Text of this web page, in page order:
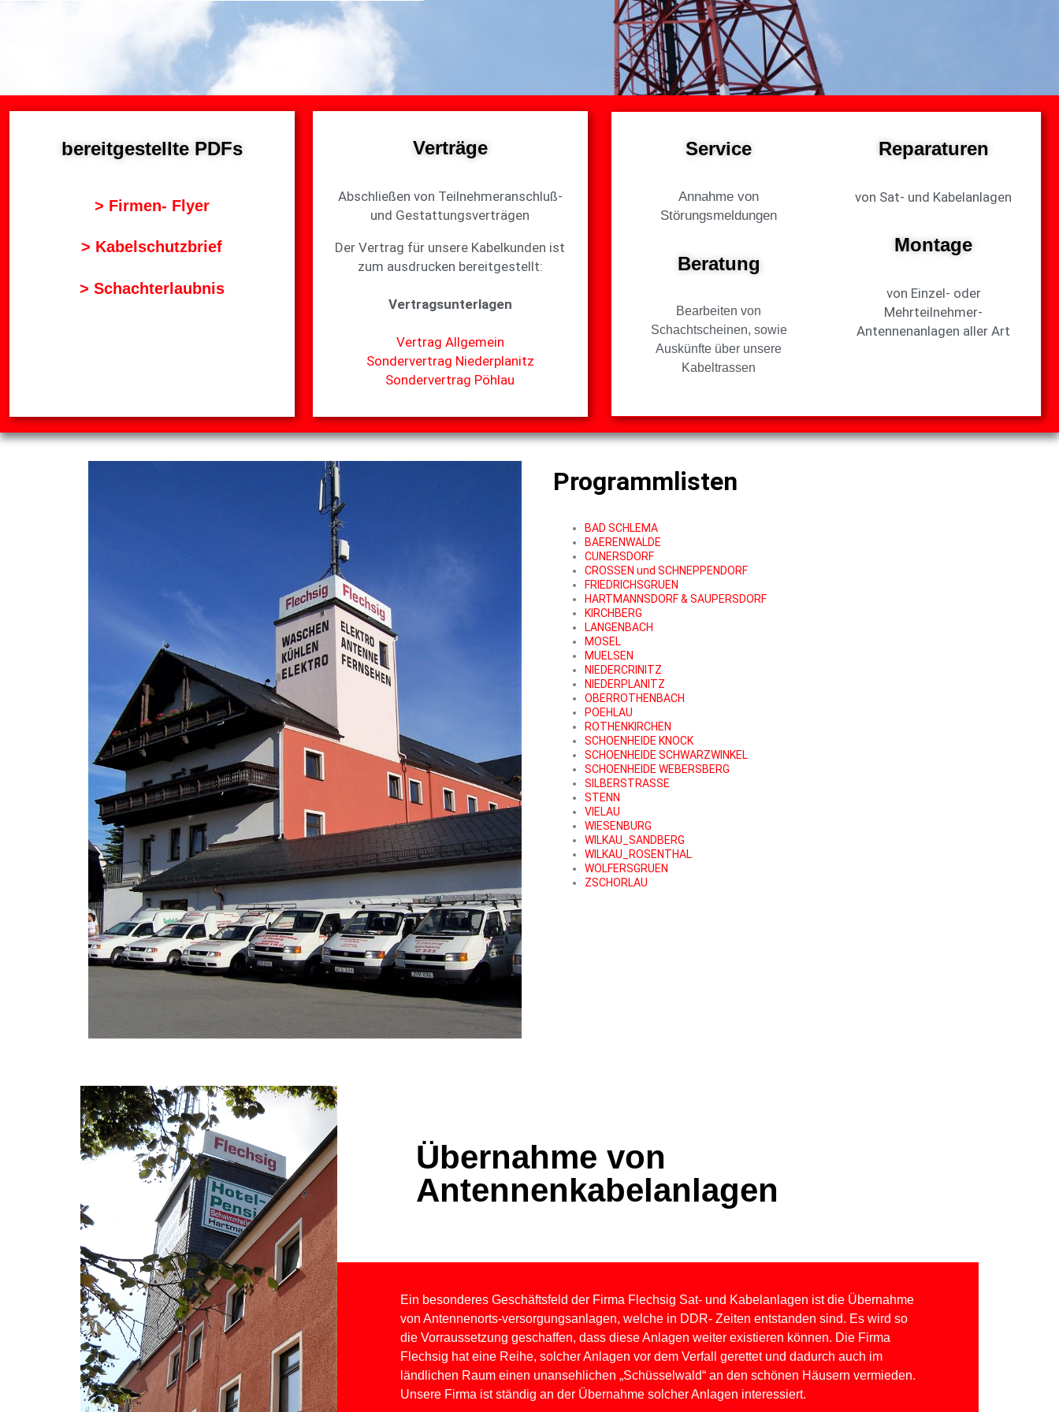
bereitgestellte PDFs
> Firmen- Flyer
> Kabelschutzbrief
> Schachterlaubnis
Verträge
Abschließen von Teilnehmeranschluß-
und Gestattungsverträgen
Der Vertrag für unsere Kabelkunden ist
zum ausdrucken bereitgestellt:
Vertragsunterlagen
Vertrag Allgemein
Sondervertrag Niederplanitz
Sondervertrag Pöhlau
Service
Annahme von
Störungsmeldungen
Beratung
Bearbeiten von
Schachtscheinen, sowie
Auskünfte über unsere
Kabeltrassen
Reparaturen
von Sat- und Kabelanlagen
Montage
von Einzel- oder
Mehrteilnehmer-
Antennenanlagen aller Art
Programmlisten
BAD SCHLEMA
BAERENWALDE
CUNERSDORF
CROSSEN und SCHNEPPENDORF
FRIEDRICHSGRUEN
HARTMANNSDORF & SAUPERSDORF
KIRCHBERG
LANGENBACH
MOSEL
MUELSEN
NIEDERCRINITZ
NIEDERPLANITZ
OBERROTHENBACH
POEHLAU
ROTHENKIRCHEN
SCHOENHEIDE KNOCK
SCHOENHEIDE SCHWARZWINKEL
SCHOENHEIDE WEBERSBERG
SILBERSTRASSE
STENN
VIELAU
WIESENBURG
WILKAU_SANDBERG
WILKAU_ROSENTHAL
WOLFERSGRUEN
ZSCHORLAU
Übernahme von
Antennenkabelanlagen
Ein besonderes Geschäftsfeld der Firma Flechsig Sat- und Kabelanlagen ist die Übernahme
von Antennenorts-versorgungsanlagen, welche in DDR- Zeiten entstanden sind. Es wird so
die Vorraussetzung geschaffen, dass diese Anlagen weiter existieren können. Die Firma
Flechsig hat eine Reihe, solcher Anlagen vor dem Verfall gerettet und dadurch auch im
ländlichen Raum einen unansehlichen „Schüsselwald“ an den schönen Häusern vermieden.
Unsere Firma ist ständig an der Übernahme solcher Anlagen interessiert.